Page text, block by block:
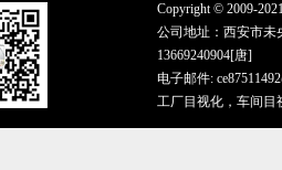
Copyright © 2009-
公司地址：西安市未
13669240904[唐]
电子邮件:
工厂目视化，车间目